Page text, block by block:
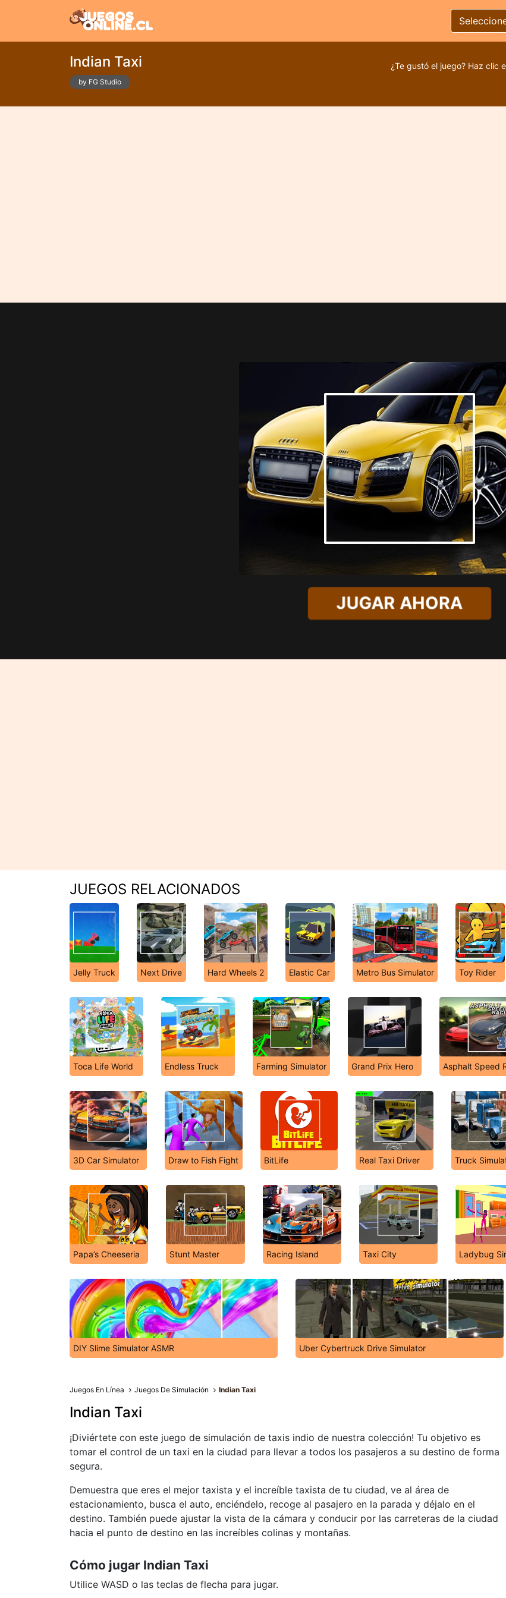
Indian Taxi
by FG Studio
¿Te gustó el juego? Haz clic
JUGAR AHORA
JUEGOS RELACIONADOS
Jelly Truck Next Drive Hard Wheels 2 Elastic Car Metro Bus Simulator Toy Rider
Toca Life World Endless Truck Farming Simulator Grand Prix Hero Asphalt Speed
3D Car Simulator Draw to Fish Fight BitLife Real Taxi Driver Truck
Papa’s Cheeseria Stunt Master Racing Island Taxi City Ladybug
DIY Slime Simulator ASMR Uber Cybertruck Drive Simulator
Juegos En Línea Juegos De Simulación Indian Taxi
Indian Taxi
¡Diviértete con este juego de simulación de taxis indio de nuestra colección! Tu objetivo es
tomar el control de un taxi en la ciudad para llevar a todos los pasajeros a su destino de forma
segura.
Demuestra que eres el mejor taxista y el increíble taxista de tu ciudad, ve al área de
estacionamiento, busca el auto, enciéndelo, recoge al pasajero en la parada y déjalo en el
destino. También puede ajustar la vista de la cámara y conducir por las carreteras de la ciudad
hacia el punto de destino en las increíbles colinas y montañas.
Cómo jugar Indian Taxi
Utilice WASD o las teclas de flecha para jugar.